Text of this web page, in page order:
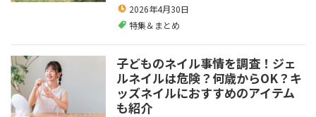
2026年4月30日
特集＆まとめ
子どものネイル事情を調査！ジェ
ルネイルは危険？何歳からOK？キ
ッズネイルにおすすめのアイテム
も紹介